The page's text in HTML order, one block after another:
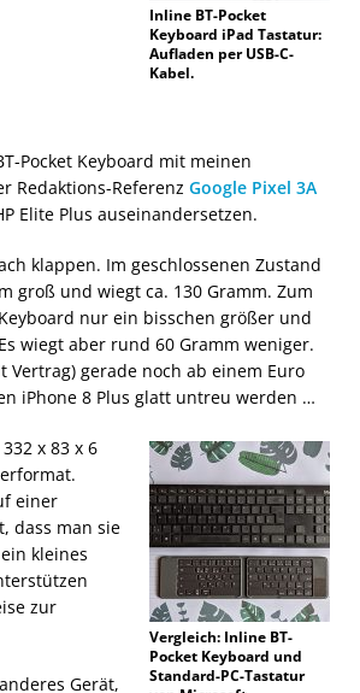
Inline BT-Pocket
Keyboard iPad Tastatur:
Aufladen per USB-C-
Kabel.
Pocket Keyboard mit meinen
Redaktions-Referenz Google Pixel 3A
Elite Plus auseinandersetzen.
klappen. Im geschlossenen Zustand
groß und wiegt ca. 130 Gramm. Zum
nur ein bisschen größer und
wiegt aber rund 60 Gramm weniger.
Vertrag) gerade noch ab einem Euro
iPhone 8 Plus glatt untreu werden …
Vergleich: Inline BT-
Pocket Keyboard und
Standard-PC-Tastatur
x 83 x 6
einer
dass man sie
kleines
zur
Gerät,